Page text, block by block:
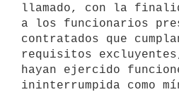
llamado, con la
a los funcionarios
contratados que
requisitos
hayan ejercido
ininterrumpida como